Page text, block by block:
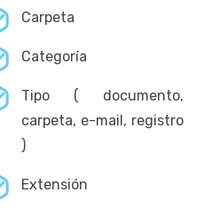
Carpeta
Categoría
Tipo ( documento,
carpeta, e-mail, registro
)
Extensión